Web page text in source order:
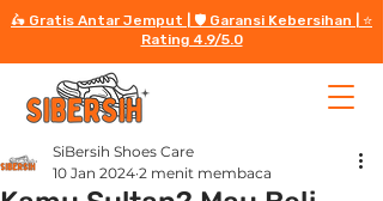
🛵 Gratis Antar Jemput | 🛡️ Garansi Kebersihan | ⭐️
Rating 4.9/5.0
SiBersih Shoes Care
10 Jan 2024 2 menit membaca